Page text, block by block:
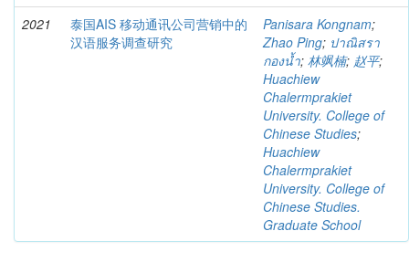
2021
泰国AIS 移动通讯公司营销中的
汉语服务调查研究
Panisara Kongnam;
Zhao Ping; ปาณิสรา
กองน้ำ; 林飒楠; 赵平;
Huachiew
Chalermprakiet
University. College of
Chinese Studies;
Huachiew
Chalermprakiet
University. College of
Chinese Studies.
Graduate School